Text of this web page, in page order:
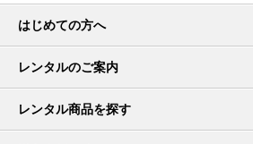
はじめての方へ
レンタルのご案内
レンタル商品を探す